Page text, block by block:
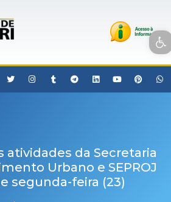
Open toolbar
atividades da Secretaria
Urbano e SEPROJ
segunda-feira (23)